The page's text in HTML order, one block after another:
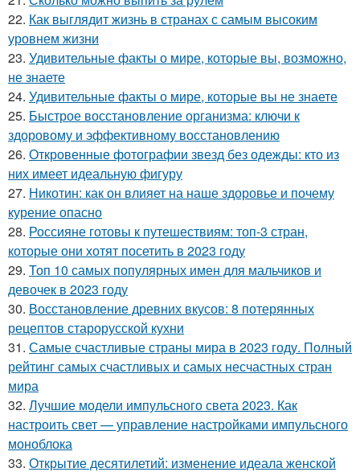
22. Как выглядит жизнь в странах с самым высоким
уровнем жизни
23. Удивительные факты о мире, которые вы, возможно,
не знаете
24. Удивительные факты о мире, которые вы не знаете
25. Быстрое восстановление организма: ключи к
здоровому и эффективному восстановлению
26. Откровенные фотографии звезд без одежды: кто из
них имеет идеальную фигуру
27. Никотин: как он влияет на наше здоровье и почему
курение опасно
28. Россияне готовы к путешествиям: топ-3 стран,
которые они хотят посетить в 2023 году
29. Топ 10 самых популярных имен для мальчиков и
девочек в 2023 году
30. Восстановление древних вкусов: 8 потерянных
рецептов старорусской кухни
31. Самые счастливые страны мира в 2023 году. Полный
рейтинг самых счастливых и самых несчастных стран
мира
32. Лучшие модели импульсного света 2023. Как
настроить свет — управление настройками импульсного
моноблока
33. Открытие десятилетий: изменение идеала женской